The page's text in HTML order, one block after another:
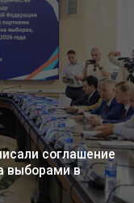
соглашение
выборами в